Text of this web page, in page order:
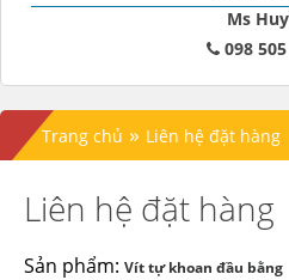
Ms
098 505
Trang chủ » Liên hệ đặt hàng
Liên hệ đặt hàng
Sản phẩm: Vít tự khoan đầu bằng